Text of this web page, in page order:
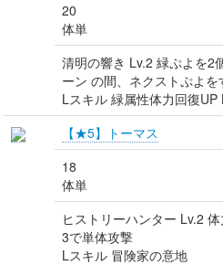
20
体単
清明の響き Lv.2 緑ぷよを2
ーン の間、ネクストぷよ
Lスキル 緑属性体力回復UP
【★5】トーマス
18
体単
ヒストリーハンター Lv.2
3で単体攻撃
Lスキル 冒険家の意地